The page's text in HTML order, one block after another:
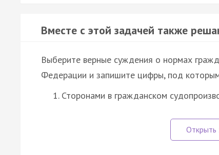
Вместе с этой задачей также
Выберите верные суждения о нормах
Федерации и запишите цифры, под
Сторонами в гражданском